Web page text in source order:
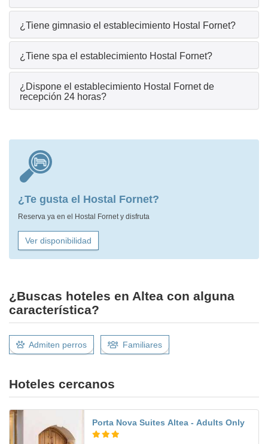
¿Tiene gimnasio el establecimiento Hostal Fornet?
¿Tiene spa el establecimiento Hostal Fornet?
¿Dispone el establecimiento Hostal Fornet de
recepción 24 horas?
¿Te gusta el Hostal Fornet?
Reserva ya en el Hostal Fornet y disfruta
Ver disponibilidad
¿Buscas hoteles en Altea con alguna
característica?
Admiten perros Familiares
Hoteles cercanos
Porta Nova Suites Altea - Adults Only